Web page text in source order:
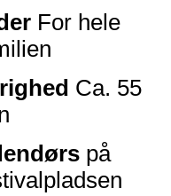
For hele
Ca. 55
på